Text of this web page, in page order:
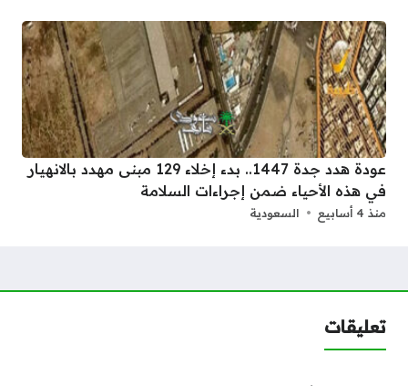
عودة هدد جدة 1447.. بدء إخلاء 129 مبنى مهدد بالانهيار
في هذه الأحياء ضمن إجراءات السلامة
منذ 4 أسابيع السعودية
تعليقات